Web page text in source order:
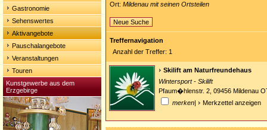
Gastronomie
Sehenswertes
Aktivangebote
Pauschalangebote
Veranstaltungen
Touren
Kunstgewerbe aus dem
Erzgebirge
Ort: Mildenau mit seinen Ortsteilen
Neue Suche
Treffernavigation
Anzahl der Treffer: 1
Skilift am Naturfreundehaus
Wintersport - Skilift
Pfaum�hlenstr. 2, 09456 Mildenau
merken| Merkzettel anzeigen